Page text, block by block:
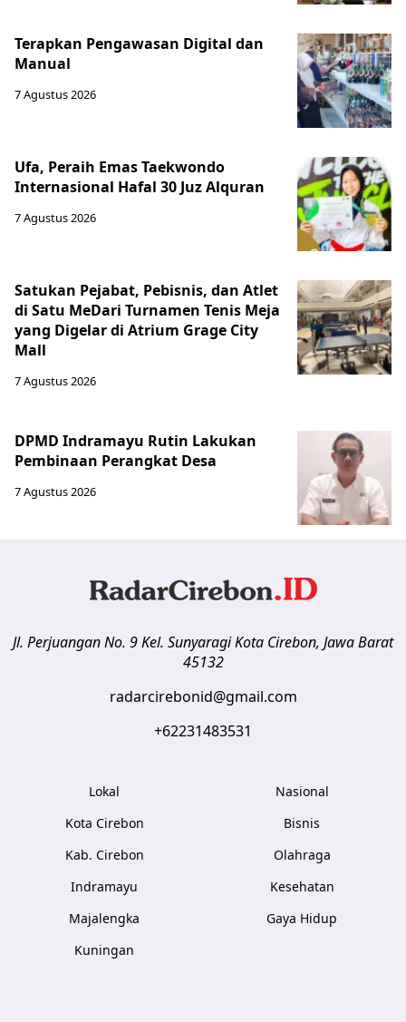
Terapkan Pengawasan Digital dan
Manual
7 Agustus 2026
Ufa, Peraih Emas Taekwondo
Internasional Hafal 30 Juz Alquran
7 Agustus 2026
Satukan Pejabat, Pebisnis, dan Atlet
di Satu MeDari Turnamen Tenis Meja
yang Digelar di Atrium Grage City
Mall
7 Agustus 2026
DPMD Indramayu Rutin Lakukan
Pembinaan Perangkat Desa
7 Agustus 2026
Jl. Perjuangan No. 9 Kel. SunyaragiKota Cirebon, Jawa Barat
45132
radarcirebonid@gmail.com
+62231483531
Lokal
Kota Cirebon
Kab. Cirebon
Indramayu
Majalengka
Kuningan
Nasional
Bisnis
Olahraga
Kesehatan
Gaya Hidup